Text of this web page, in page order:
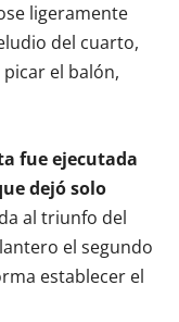
ligeramente
del cuarto,
el balón,
fue ejecutada
dejó solo
al triunfo del
el segundo
establecer el